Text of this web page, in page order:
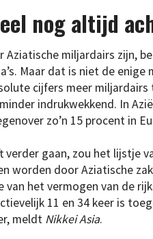
nog altijd
Aziatische miljardairs zijn,
Maar dat is niet de
cijfers meer
indrukwekkend. In
zo’n 15 procent in
verder gaan, zou het lijstje
worden door Aziatische
het vermogen van de
11 en 34 keer is
meldt Nikkei Asia.